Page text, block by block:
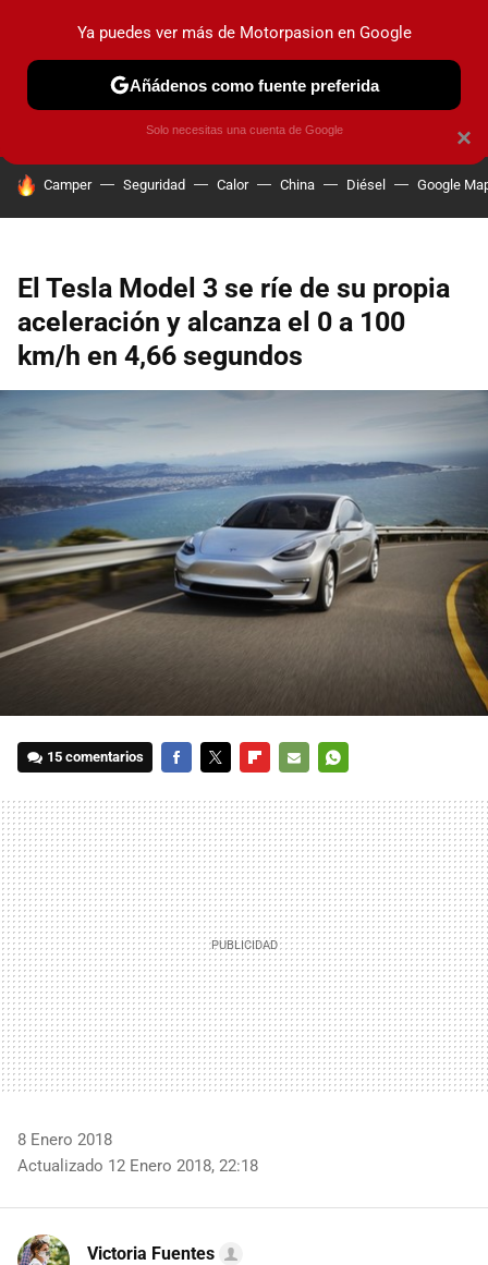
PRUEBAS COCHES ELÉCTRICOS OBSERVATORIO
HOY SE HABLA DE
Camper Seguridad Calor China Diésel Google
El Tesla Model 3 se ríe de su propia
aceleración y alcanza el 0 a 100
km/h en 4,66 segundos
15 comentarios
MAIL
8 Enero 2018
Actualizado 12 Enero 2018, 22:18
Victoria Fuentes
×
Ya puedes ver más de Motorpasion en Google
Añádenos como fuente preferida
Solo necesitas una cuenta de Google